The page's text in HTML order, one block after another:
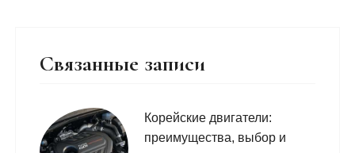
Связанные записи
Корейские двигатели:
преимущества, выбор и